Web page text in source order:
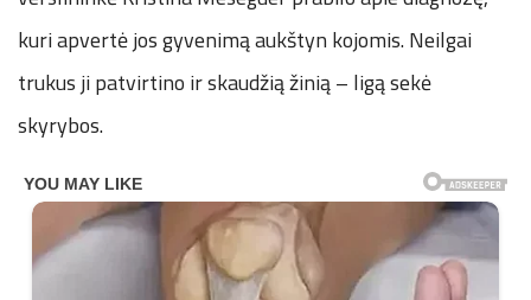
t
kuri apvertė jos gyvenimą aukštyn kojomis. Neilgai
trukus ji patvirtino ir skaudžią žinią – ligą sekė
skyrybos.